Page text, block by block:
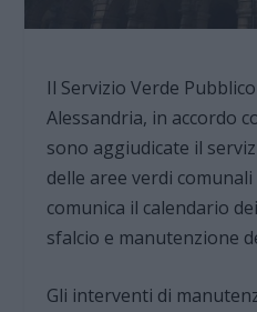
Il Servizio Verde
Alessandria, in accordo
sono aggiudicate il
delle aree verdi comunali
comunica il calendario
sfalcio e manutenzione
Gli interventi di